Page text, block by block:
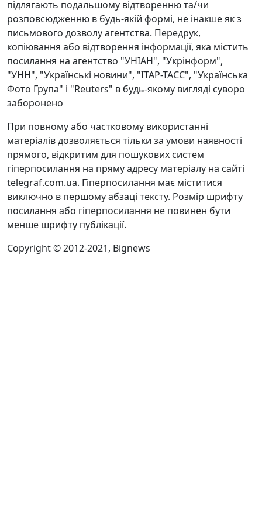
підлягають подальшому відтворенню та/чи
розповсюдженню в будь-якій формі, не інакше як з
письмового дозволу агентства. Передрук,
копіювання або відтворення інформації, яка містить
посилання на агентство "УНІАН", "Укрінформ",
"УНН", "Українські новини", "ІТАР-ТАСС", "Українська
Фото Група" і "Reuters" в будь-якому вигляді суворо
заборонено
При повному або частковому використанні
матеріалів дозволяється тільки за умови наявності
прямого, відкритим для пошукових систем
гіперпосилання на пряму адресу матеріалу на сайті
telegraf.com.ua. Гіперпосилання має міститися
виключно в першому абзаці тексту. Розмір шрифту
посилання або гіперпосилання не повинен бути
менше шрифту публікації.
Copyright © 2012-2021, Bignews